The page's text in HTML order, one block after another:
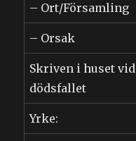
– Ort/Församling
– Orsak
Skriven i huset vid
dödsfallet
Yrke: